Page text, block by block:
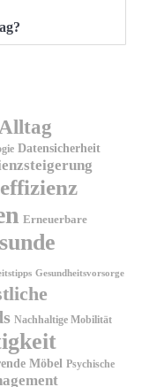
Datensicherheit
Erneuerbare
Gesundheitsvorsorge
Nachhaltige Mobilität
Möbel Psychische